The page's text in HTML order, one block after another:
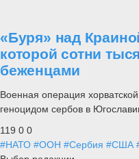
«Буря» над
которой сотни
беженцами
Военная операция
геноцидом сербов в
119 0 0
#НАТО #ООН #Сербия #США